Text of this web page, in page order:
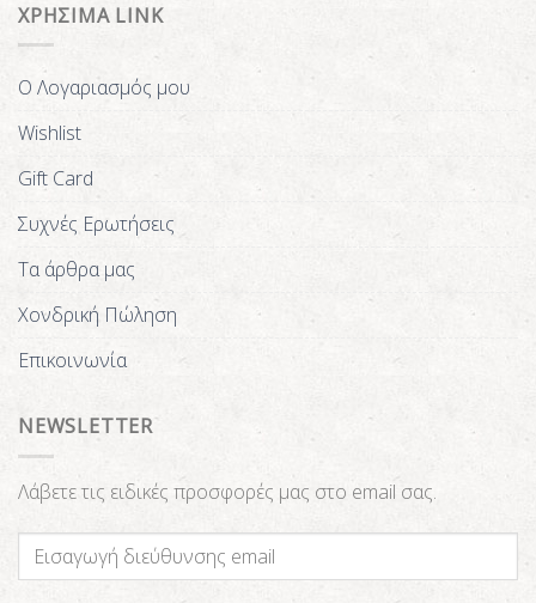
ΧΡΗΣΙΜΑ LINK
Ο Λογαριασμός μου
Wishlist
Gift Card
Συχνές Ερωτήσεις
Τα άρθρα μας
Χονδρική Πώληση
Επικοινωνία
NEWSLETTER
Λάβετε τις ειδικές προσφορές μας στο email σας.